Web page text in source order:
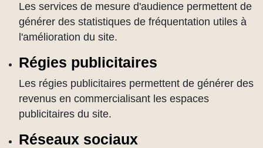
Les services de mesure d'audience permettent de
générer des statistiques de fréquentation utiles à
l'amélioration du site.
Régies publicitaires
Les régies publicitaires permettent de générer des
revenus en commercialisant les espaces
publicitaires du site.
Réseaux sociaux